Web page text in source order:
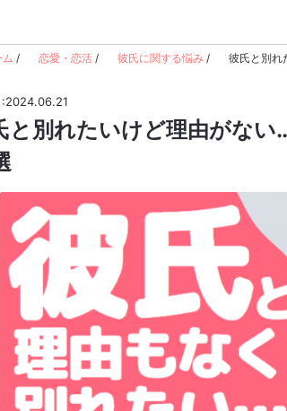
ム / 恋愛・恋活 / 彼氏に関する悩み / 彼氏と別れ
:2024.06.21
と別れたいけど理由がな